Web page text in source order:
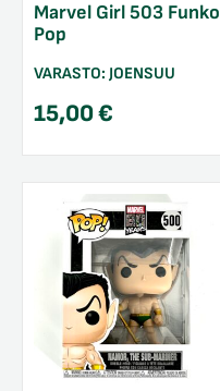
Marvel Girl 503 Funko
Pop
VARASTO: JOENSUU
15,00€